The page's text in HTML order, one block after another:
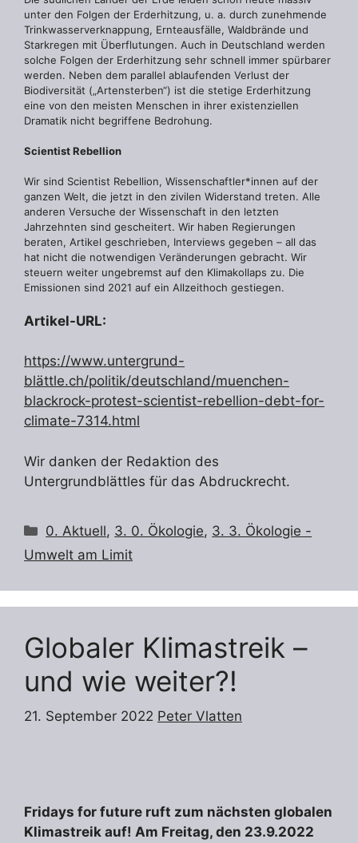
unter den Folgen der Erderhitzung, u. a. durch zunehmende
Trinkwasserverknappung, Ernteausfälle, Waldbrände und
Starkregen mit Überflutungen. Auch in Deutschland werden
solche Folgen der Erderhitzung sehr schnell immer spürbarer
werden. Neben dem parallel ablaufenden Verlust der
Biodiversität („Artensterben“) ist die stetige Erderhitzung
eine von den meisten Menschen in ihrer existenziellen
Dramatik nicht begriffene Bedrohung.
Scientist Rebellion
Wir sind Scientist Rebellion, Wissenschaftler*innen auf der
ganzen Welt, die jetzt in den zivilen Widerstand treten. Alle
anderen Versuche der Wissenschaft in den letzten
Jahrzehnten sind gescheitert. Wir haben Regierungen
beraten, Artikel geschrieben, Interviews gegeben – all das
hat nicht die notwendigen Veränderungen gebracht. Wir
steuern weiter ungebremst auf den Klimakollaps zu. Die
Emissionen sind 2021 auf ein Allzeithoch gestiegen.
Artikel-URL:
https://www.untergrund-
blättle.ch/politik/deutschland/muenchen-
blackrock-protest-scientist-rebellion-debt-for-
climate-7314.html
Wir danken der Redaktion des
Untergrundblättles für das Abdruckrecht.
Kategorien
0. Aktuell, 3. 0. Ökologie, 3. 3. Ökologie -
Umwelt am Limit
Globaler Klimastreik –
und wie weiter?!
21. September 2022 Peter Vlatten
Fridays for future ruft zum nächsten globalen
Klimastreik auf! Am Freitag, den 23.9.2022